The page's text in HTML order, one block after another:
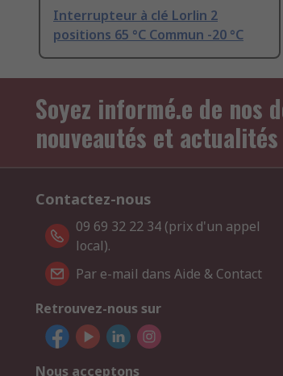
Interrupteur à clé Lorlin 2
positions 65 °C Commun -20 °C
Soyez informé.e de nos
nouveautés et actualités
Contactez-nous
09 69 32 22 34 (prix d'un appel
local).
Par e-mail dans Aide & Contact
Retrouvez-nous sur
Nous acceptons